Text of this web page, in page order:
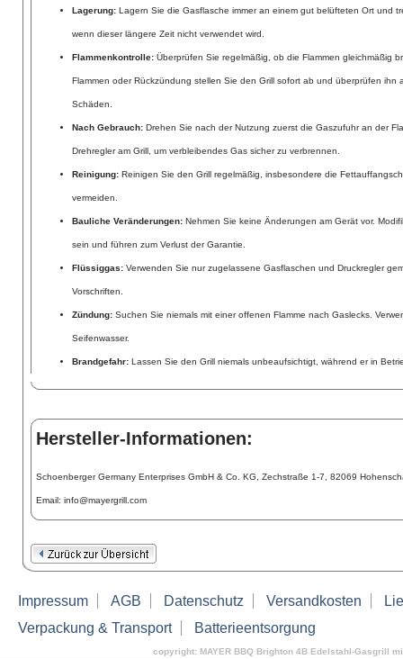
Lagerung: Lagern Sie die Gasflasche immer an einem gut belüfteten Ort und
wenn dieser längere Zeit nicht verwendet wird.
Flammenkontrolle: Überprüfen Sie regelmäßig, ob die Flammen gleichmäßig
Flammen oder Rückzündung stellen Sie den Grill sofort ab und überprüfen ihn
Schäden.
Nach Gebrauch: Drehen Sie nach der Nutzung zuerst die Gaszufuhr an der
Drehregler am Grill, um verbleibendes Gas sicher zu verbrennen.
Reinigung: Reinigen Sie den Grill regelmäßig, insbesondere die
vermeiden.
Bauliche Veränderungen: Nehmen Sie keine Änderungen am Gerät vor.
sein und führen zum Verlust der Garantie.
Flüssiggas: Verwenden Sie nur zugelassene Gasflaschen und Druckregler
Vorschriften.
Zündung: Suchen Sie niemals mit einer offenen Flamme nach Gaslecks.
Seifenwasser.
Brandgefahr: Lassen Sie den Grill niemals unbeaufsichtigt, während er in
Hersteller-Informationen:
Schoenberger Germany Enterprises GmbH & Co. KG, Zechstraße 1-7, 82069
Email: info@mayergrill.com
Impressum AGB Datenschutz Versandkosten
Verpackung & Transport
Batterieentsorgung
copyright: MAYER BBQ Brighton 4B Edelstahl-Gasgrill